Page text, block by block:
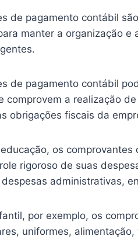
de pagamento contábil
manter a organização
de pagamento contábil
comprovem a realização
obrigações fiscais da
os
rigoroso de suas
administrativas,
por exemplo, os
uniformes,